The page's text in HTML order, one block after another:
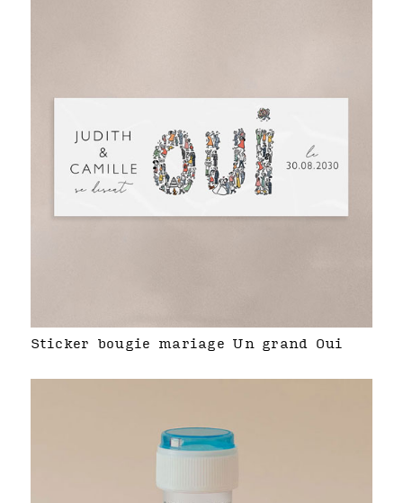
Sticker bougie mariage Un grand Oui